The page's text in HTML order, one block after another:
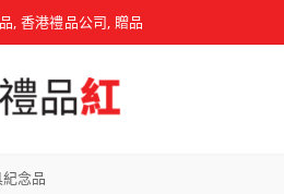
, 香港禮品公司, 贈品
念品